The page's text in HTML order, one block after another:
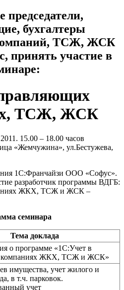
бухгалтеры
ТСЖ, ЖСК
принять участие в
ТСЖ, ЖСК
15.00 – 18.00 часов
«Жемчужина», ул.Бестужева,
1С:Франчайзи ООО «Софус».
разработчик программы ВДГБ:
ЖКХ, ТСЖ и ЖСК –
семинара
Тема доклада
о программе «1С:Учет в
компаниях ЖКХ, ТСЖ и ЖСК»
имущества, учет жилого и
в т.ч. парковок.
учет